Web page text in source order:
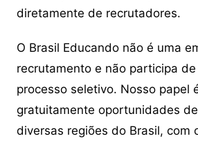
diretamente de recrutadores.
O Brasil Educando não é uma
recrutamento e não participa
processo seletivo. Nosso papel
gratuitamente oportunidades
diversas regiões do Brasil, com